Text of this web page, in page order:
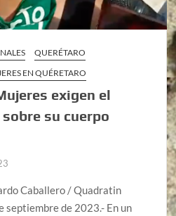
QUERÉTARO
EN QUÉRETARO
exigen el
su cuerpo
Caballero / Quadratin
septiembre de 2023.- En un